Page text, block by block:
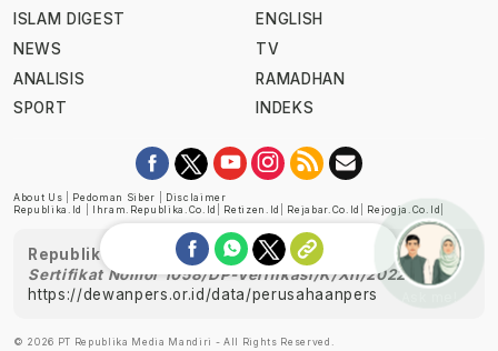
ISLAM DIGEST
NEWS
ANALISIS
SPORT
ENGLISH
TV
RAMADHAN
INDEKS
About Us Pedoman Siber
Disclaimer
Republika.id
Ihram.republika.co.id Retizen.id Rejabar.co.id Rejogja.co.id
Republika telah diverifikasi oleh Dewan Pers
Sertifikat Nomor 1058/DP-Verifikasi/K/XII/2022
https://dewanpers.or.id/data/perusahaanpers
© 2026 PT Republika Media Mandiri - All Rights Reserved.